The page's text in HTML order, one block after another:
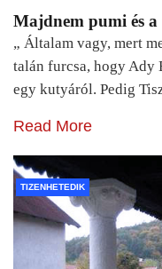
Majdnem pumi és a
„ Általam vagy, mert
talán furcsa, hogy Ady
egy kutyáról. Pedig
Read More
TIZENHETEDIK